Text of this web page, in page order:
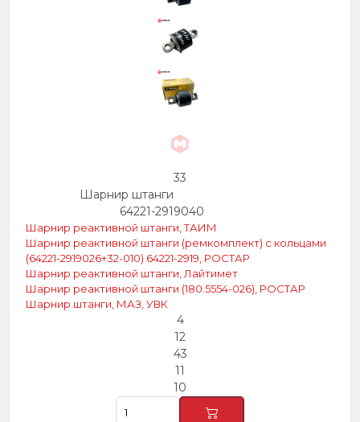
33
Шарнир штанги
64221-2919040
Шарнир реактивной штанги, ТАИМ
Шарнир реактивной штанги (ремкомплект) с кольцами
(64221-2919026+32-010) 64221-2919, РОСТАР
Шарнир реактивной штанги, Лайтимет
Шарнир реактивной штанги (180.5554-026), РОСТАР
Шарнир штанги, МАЗ, УВК
4
12
43
11
10